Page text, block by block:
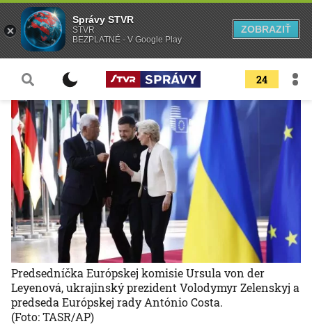
24
Predsedníčka Európskej komisie Ursula von der
Leyenová, ukrajinský prezident Volodymyr Zelenskyj a
predseda Európskej rady António Costa.
(Foto: TASR/AP)
Správy STVR
STVR
BEZPLATNÉ - V Google Play
ZOBRAZIŤ